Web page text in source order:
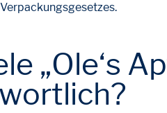
„Ole‘s